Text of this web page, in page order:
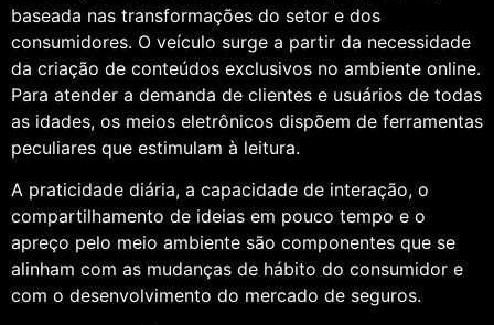
baseada nas transformações do setor e dos
consumidores. O veículo surge a partir da necessidade
da criação de conteúdos exclusivos no ambiente online.
Para atender a demanda de clientes e usuários de todas
as idades, os meios eletrônicos dispõem de ferramentas
peculiares que estimulam à leitura.
A praticidade diária, a capacidade de interação, o
compartilhamento de ideias em pouco tempo e o
apreço pelo meio ambiente são componentes que se
alinham com as mudanças de hábito do consumidor e
com o desenvolvimento do mercado de seguros.